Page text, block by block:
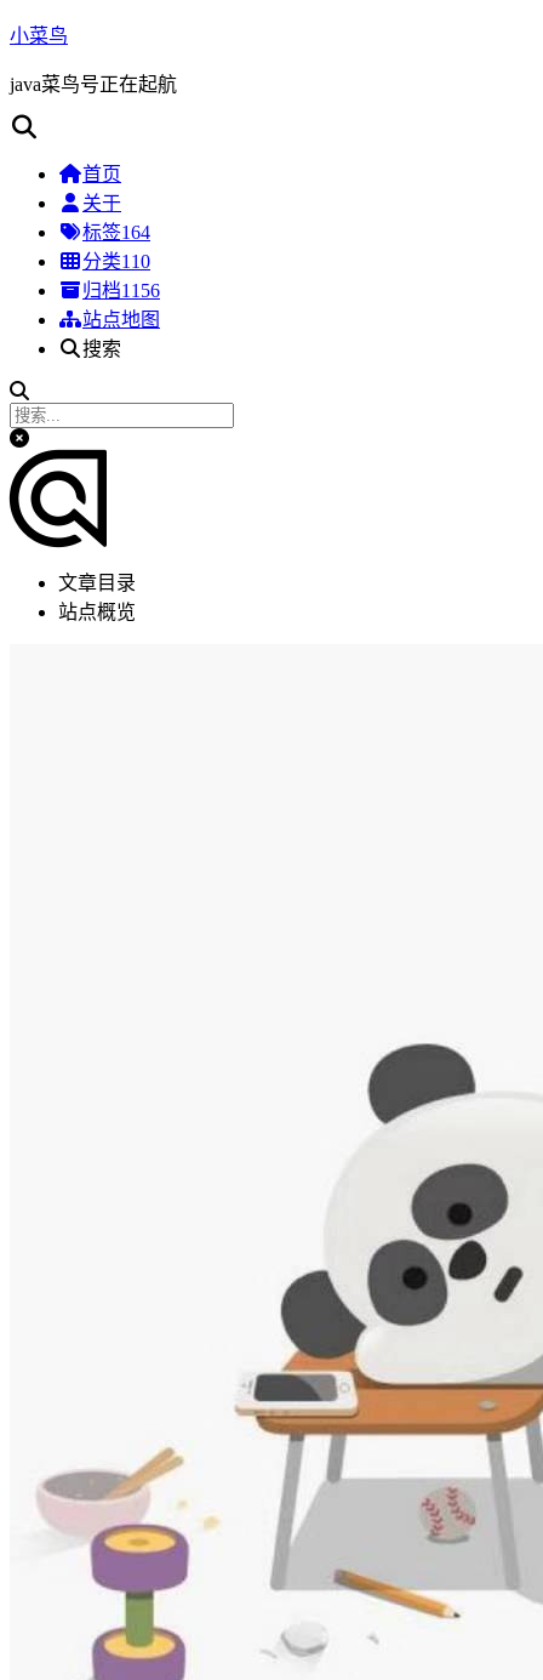
小菜鸟
java菜鸟号正在起航
首页
关于
标签164
分类110
归档1156
站点地图
搜索
文章目录
站点概览